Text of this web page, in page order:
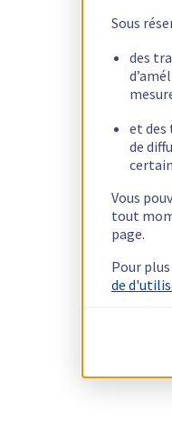
Sous
des
et des
de
Vous
tout
page.
Pour
de